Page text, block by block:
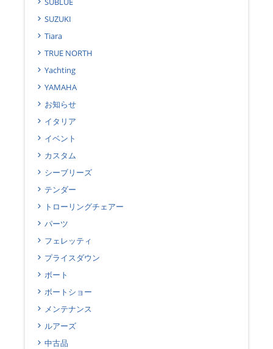
SUZUKI
Tiara
TRUE NORTH
Yachting
YAMAHA
お知らせ
イタリア
イベント
カスタム
シーブリーズ
テンダー
トローリングチェアー
パーツ
フェレッティ
プライスダウン
ボート
ボートショー
メンテナンス
ルアーズ
中古品